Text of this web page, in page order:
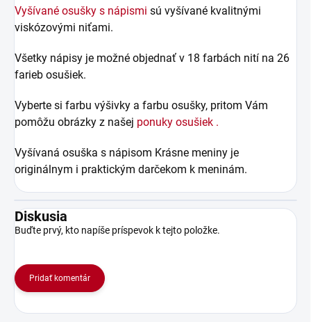
Vyšívané osušky s nápismi sú vyšívané kvalitnými
viskózovými niťami.
Všetky nápisy je možné objednať v 18 farbách nití na 26
farieb osušiek.
Vyberte si farbu výšivky a farbu osušky, pritom Vám
pomôžu obrázky z našej ponuky osušiek .
Vyšívaná osuška s nápisom Krásne meniny je
originálnym i praktickým darčekom k meninám.
Diskusia
Buďte prvý, kto napíše príspevok k tejto položke.
Pridať komentár